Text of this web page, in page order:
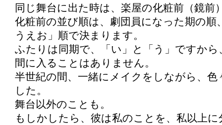
同じ舞台に出た時は、楽屋の化粧前（鏡前
化粧前の並び順は、劇団員になった期の順
うえお」順で決まります。
ふたりは同期で、「い」と「う」ですから
間に入ることはありません。
半世紀の間、一緒にメイクをしながら、色
した。
舞台以外のことも。
もしかしたら、彼は私のことを、私以上